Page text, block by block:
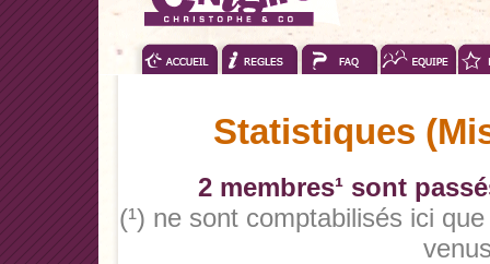
Statistiques
2 membres¹ sont
(¹) ne sont comptabilisés ici